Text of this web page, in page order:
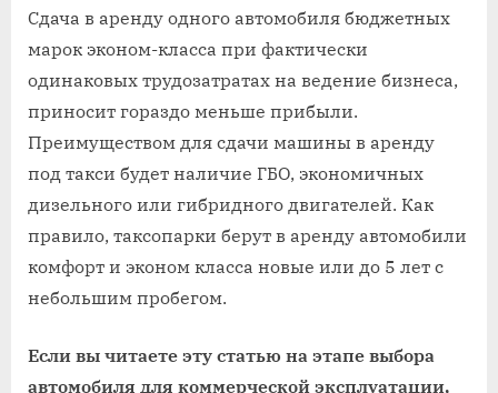
Сдача в аренду одного автомобиля бюджетных
марок эконом-класса при фактически
одинаковых трудозатратах на ведение бизнеса,
приносит гораздо меньше прибыли.
Преимуществом для сдачи машины в аренду
под такси будет наличие ГБО, экономичных
дизельного или гибридного двигателей. Как
правило, таксопарки берут в аренду автомобили
комфорт и эконом класса новые или до 5 лет с
небольшим пробегом.
Если вы читаете эту статью на этапе выбора
автомобиля для коммерческой эксплуатации,